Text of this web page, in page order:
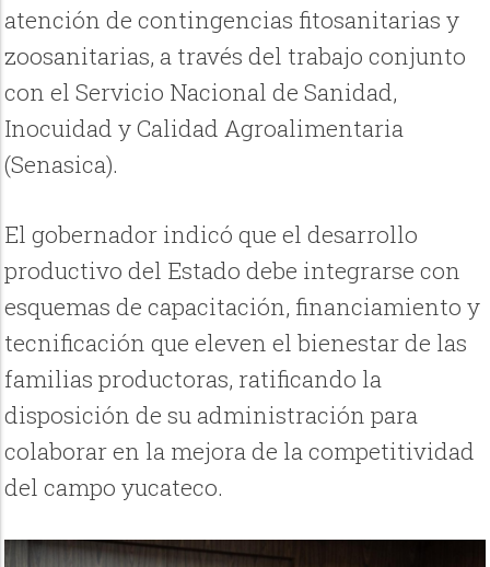
atención de contingencias fitosanitarias y
zoosanitarias, a través del trabajo conjunto
con el Servicio Nacional de Sanidad,
Inocuidad y Calidad Agroalimentaria
(Senasica).
El gobernador indicó que el desarrollo
productivo del Estado debe integrarse con
esquemas de capacitación, financiamiento y
tecnificación que eleven el bienestar de las
familias productoras, ratificando la
disposición de su administración para
colaborar en la mejora de la competitividad
del campo yucateco.